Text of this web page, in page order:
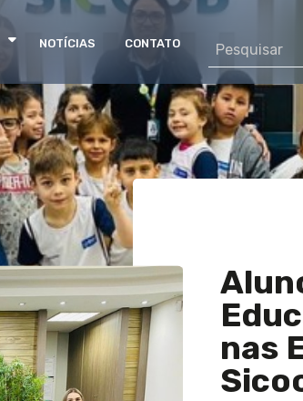
NOTÍCIAS CONTATO
nas